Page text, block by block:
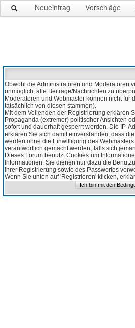
Neueintrag Vorschläge
Obwohl die Administratoren und Moderatoren
unmöglich, alle Beiträge/Nachrichten zu
Moderatoren und Webmaster können nicht
tatsächlich von diesen stammen).
Mit dem Vollenden der Registrierung erklären
Propaganda (extremer) politischer Ansichten
sofort und dauerhaft gesperrt werden. Die IP-
erklären Sie sich damit einverstanden, dass
werden ohne die Einwilligung des
verantwortlich gemacht werden, falls sich
Dieses Forum benutzt Cookies um
Informationen. Sie dienen nur dazu die
ihrer Registrierung sowie des Passwortes
Wenn Sie unten auf 'Registrieren' klicken,